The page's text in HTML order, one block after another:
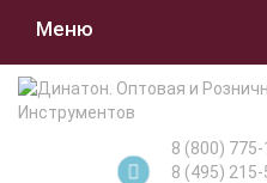
Меню
8 (800) 775-
8 (495) 215-